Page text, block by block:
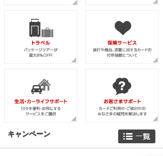
キャンペーン